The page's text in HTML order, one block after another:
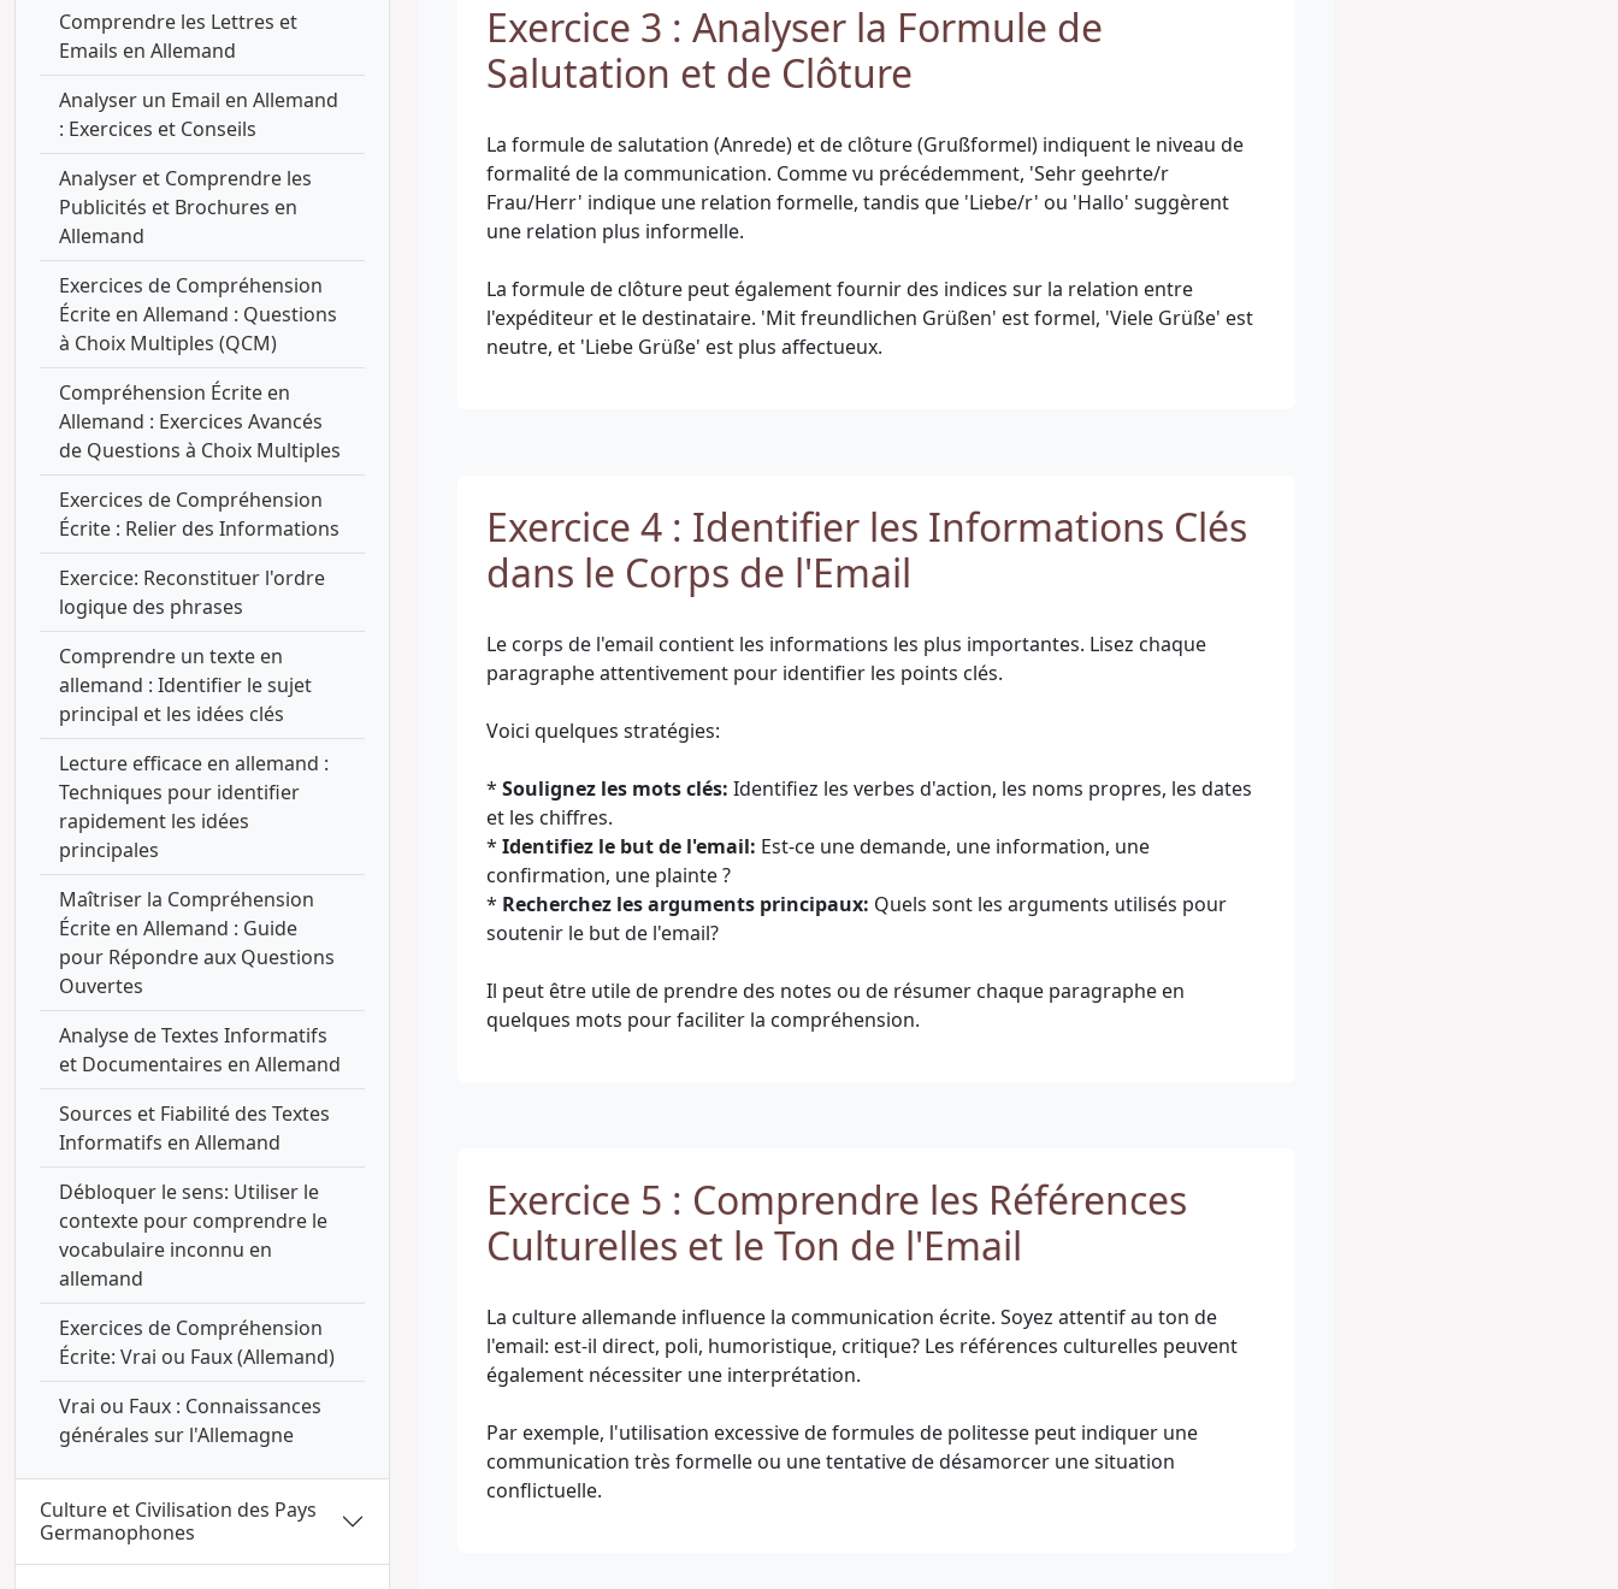
Comprendre les Lettres et
Emails en Allemand
Analyser un Email en Allemand
: Exercices et Conseils
Analyser et Comprendre les
Publicités et Brochures en
Allemand
Exercices de Compréhension
Écrite en Allemand : Questions
à Choix Multiples (QCM)
Compréhension Écrite en
Allemand : Exercices Avancés
de Questions à Choix Multiples
Exercices de Compréhension
Écrite : Relier des Informations
Exercice: Reconstituer l'ordre
logique des phrases
Comprendre un texte en
allemand : Identifier le sujet
principal et les idées clés
Lecture efficace en allemand :
Techniques pour identifier
rapidement les idées
principales
Maîtriser la Compréhension
Écrite en Allemand : Guide
pour Répondre aux Questions
Ouvertes
Analyse de Textes Informatifs
et Documentaires en Allemand
Sources et Fiabilité des Textes
Informatifs en Allemand
Débloquer le sens: Utiliser le
contexte pour comprendre le
vocabulaire inconnu en
allemand
Exercices de Compréhension
Écrite: Vrai ou Faux (Allemand)
Vrai ou Faux : Connaissances
générales sur l'Allemagne
Culture et Civilisation des Pays
Germanophones
Exercice 3 : Analyser la Formule de
Salutation et de Clôture
La formule de salutation (Anrede) et de clôture (Grußformel) indiquent le niveau de
formalité de la communication. Comme vu précédemment, 'Sehr geehrte/r
Frau/Herr' indique une relation formelle, tandis que 'Liebe/r' ou 'Hallo' suggèrent
une relation plus informelle.
La formule de clôture peut également fournir des indices sur la relation entre
l'expéditeur et le destinataire. 'Mit freundlichen Grüßen' est formel, 'Viele Grüße' est
Exercice 4 : Identifier les Informations Clés
dans le Corps de l'Email
Le corps de l'email contient les informations les plus importantes. Lisez chaque
paragraphe attentivement pour identifier les points clés.
Voici quelques stratégies:
* Soulignez les mots clés: Identifiez les verbes d'action, les noms propres, les dates
et les chiffres.
* Identifiez le but de l'email: Est-ce une demande, une information, une
confirmation, une plainte ?
* Recherchez les arguments principaux: Quels sont les arguments utilisés pour
soutenir le but de l'email?
Il peut être utile de prendre des notes ou de résumer chaque paragraphe en
Exercice 5 : Comprendre les Références
Culturelles et le Ton de l'Email
La culture allemande influence la communication écrite. Soyez attentif au ton de
l'email: est-il direct, poli, humoristique, critique? Les références culturelles peuvent
également nécessiter une interprétation.
Par exemple, l'utilisation excessive de formules de politesse peut indiquer une
communication très formelle ou une tentative de désamorcer une situation